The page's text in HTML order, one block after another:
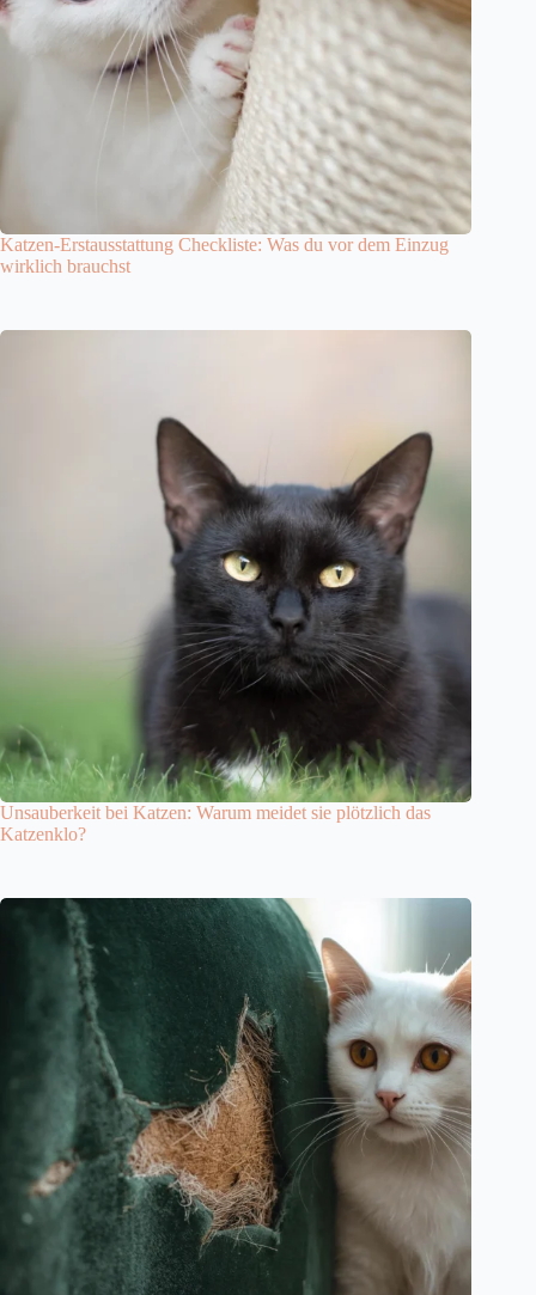
Katzen-Erstausstattung Checkliste: Was du vor dem Einzug
wirklich brauchst
Unsauberkeit bei Katzen: Warum meidet sie plötzlich das
Katzenklo?